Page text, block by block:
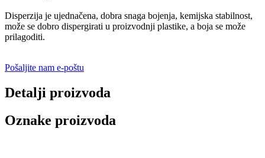
Disperzija je ujednačena, dobra snaga bojenja, kemijska stabilnost,
može se dobro dispergirati u proizvodnji plastike, a boja se može
prilagoditi.
Pošaljite nam e-poštu
Detalji proizvoda
Oznake proizvoda